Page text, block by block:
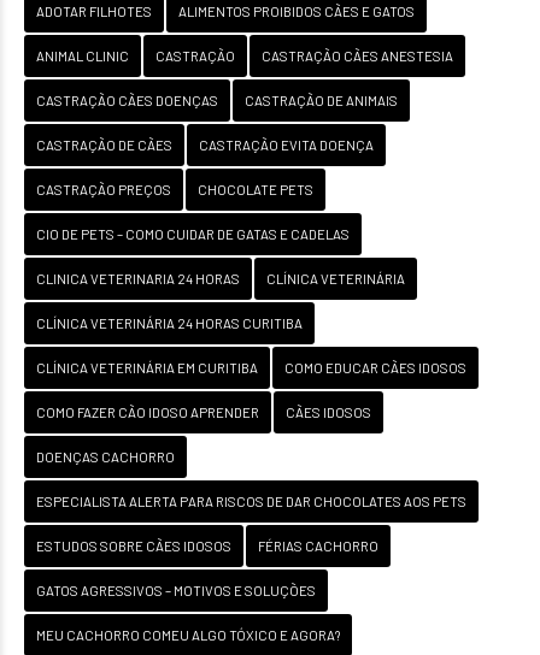
ADOTAR FILHOTES ALIMENTOS PROIBIDOS CÃES E GATOS
ANIMAL CLINIC CASTRAÇÃO CASTRAÇÃO CÃES ANESTESIA
CASTRAÇÃO CÃES DOENÇAS CASTRAÇÃO DE ANIMAIS
CASTRAÇÃO DE CÃES CASTRAÇÃO EVITA DOENÇA
CASTRAÇÃO PREÇOS CHOCOLATE PETS
CIO DE PETS – COMO CUIDAR DE GATAS E CADELAS
CLINICA VETERINARIA 24 HORAS CLÍNICA VETERINÁRIA
CLÍNICA VETERINÁRIA 24 HORAS CURITIBA
CLÍNICA VETERINÁRIA EM CURITIBA COMO EDUCAR CÃES IDOSOS
COMO FAZER CÃO IDOSO APRENDER CÃES IDOSOS
DOENÇAS CACHORRO
ESPECIALISTA ALERTA PARA RISCOS DE DAR CHOCOLATES AOS PETS
ESTUDOS SOBRE CÃES IDOSOS FÉRIAS CACHORRO
GATOS AGRESSIVOS – MOTIVOS E SOLUÇÕES
MEU CACHORRO COMEU ALGO TÓXICO E AGORA?